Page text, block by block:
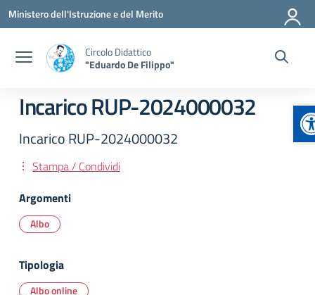
Vai ai contenuti
Vai al menu di navigazione
Vai al footer
Ministero dell'Istruzione e del Merito
Circolo Didattico
"Eduardo De Filippo"
Incarico RUP-2024000032
Incarico RUP-2024000032
Stampa / Condividi
Argomenti
Albo
Tipologia
Albo online